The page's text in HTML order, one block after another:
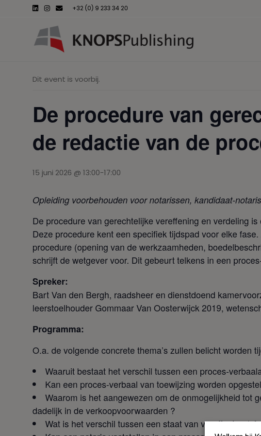
L
i
d
I
n
g
r
E
m
i
+32 (0) 9 233 34 20
Dit event is voorbij.
De procedure van
de redactie van de
15 juni 2026 @ 13:00-17:00
Opleiding voorbehouden voor notarissen, kandidaat-
De procedure van gerechtelijke vereffening en verdeling
Deze procedure kent een specifiek tijdspad voor elke
procedure (opening van de werkzaamheden,
schrijft de wetgever voor. Dit gebeurt telkens in een
Spreker:
Bart Van den Bergh, raadsheer en dienstdoend
leerstoelhouder Gommaar Van Oosterwijck 2019,
Programma:
O.a. de volgende concrete thema’s zullen belicht worden
Waaruit bestaat het verschil tussen een proces-
Kan een proces-verbaal van toewijzing worden
Waarom is het aangewezen om de onmogelijkheid tot
dadelijk in de verkoopvoorwaarden ?
Wat is het verschil tussen een staat van vereffening